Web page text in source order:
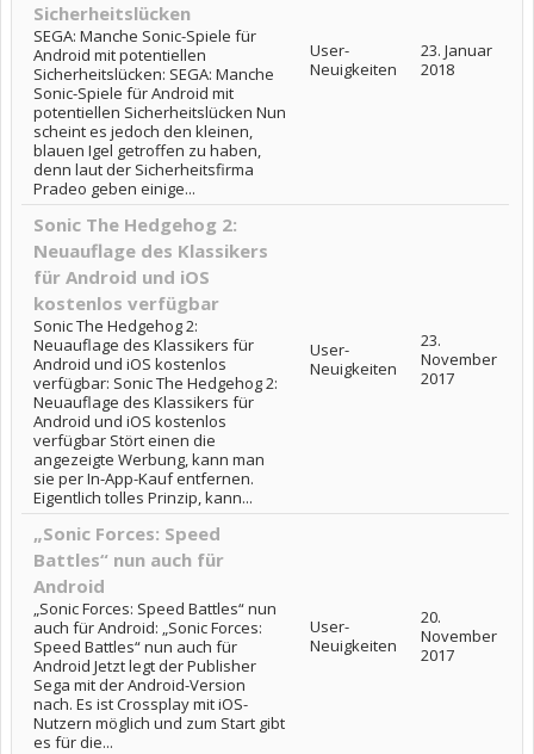
Sicherheitslücken
SEGA: Manche Sonic-Spiele für
Android mit potentiellen
Sicherheitslücken: SEGA: Manche
Sonic-Spiele für Android mit
potentiellen Sicherheitslücken Nun
scheint es jedoch den kleinen,
blauen Igel getroffen zu haben,
denn laut der Sicherheitsfirma
Pradeo geben einige...
User-
Neuigkeiten
23. Januar
2018
Sonic The Hedgehog 2:
Neuauflage des Klassikers
für Android und iOS
kostenlos verfügbar
Sonic The Hedgehog 2:
Neuauflage des Klassikers für
Android und iOS kostenlos
verfügbar: Sonic The Hedgehog 2:
Neuauflage des Klassikers für
Android und iOS kostenlos
verfügbar Stört einen die
angezeigte Werbung, kann man
sie per In-App-Kauf entfernen.
Eigentlich tolles Prinzip, kann...
User-
Neuigkeiten
23.
November
2017
„Sonic Forces: Speed
Battles“ nun auch für
Android
„Sonic Forces: Speed Battles“ nun
auch für Android: „Sonic Forces:
Speed Battles“ nun auch für
Android Jetzt legt der Publisher
Sega mit der Android-Version
nach. Es ist Crossplay mit iOS-
Nutzern möglich und zum Start gibt
es für die...
User-
Neuigkeiten
20.
November
2017